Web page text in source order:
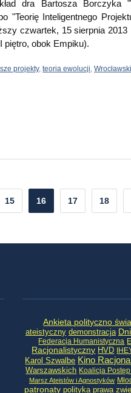
dra Bartosza Borczyka
"Teorię Inteligentnego
czwartek, 15 sierpnia
piętro, obok Empiku).
projekty, teoria ewolucji,
15 16 17 18
Ankieta polityczno
ateistyczny demonstracja
Federacja Humanistyczna
Racjonalistyczny HVD
Karol Szwalbe Kino
Warszawskich Koalicja
Marsz Ateistów i Agnostyków
patronaty polityka prawa